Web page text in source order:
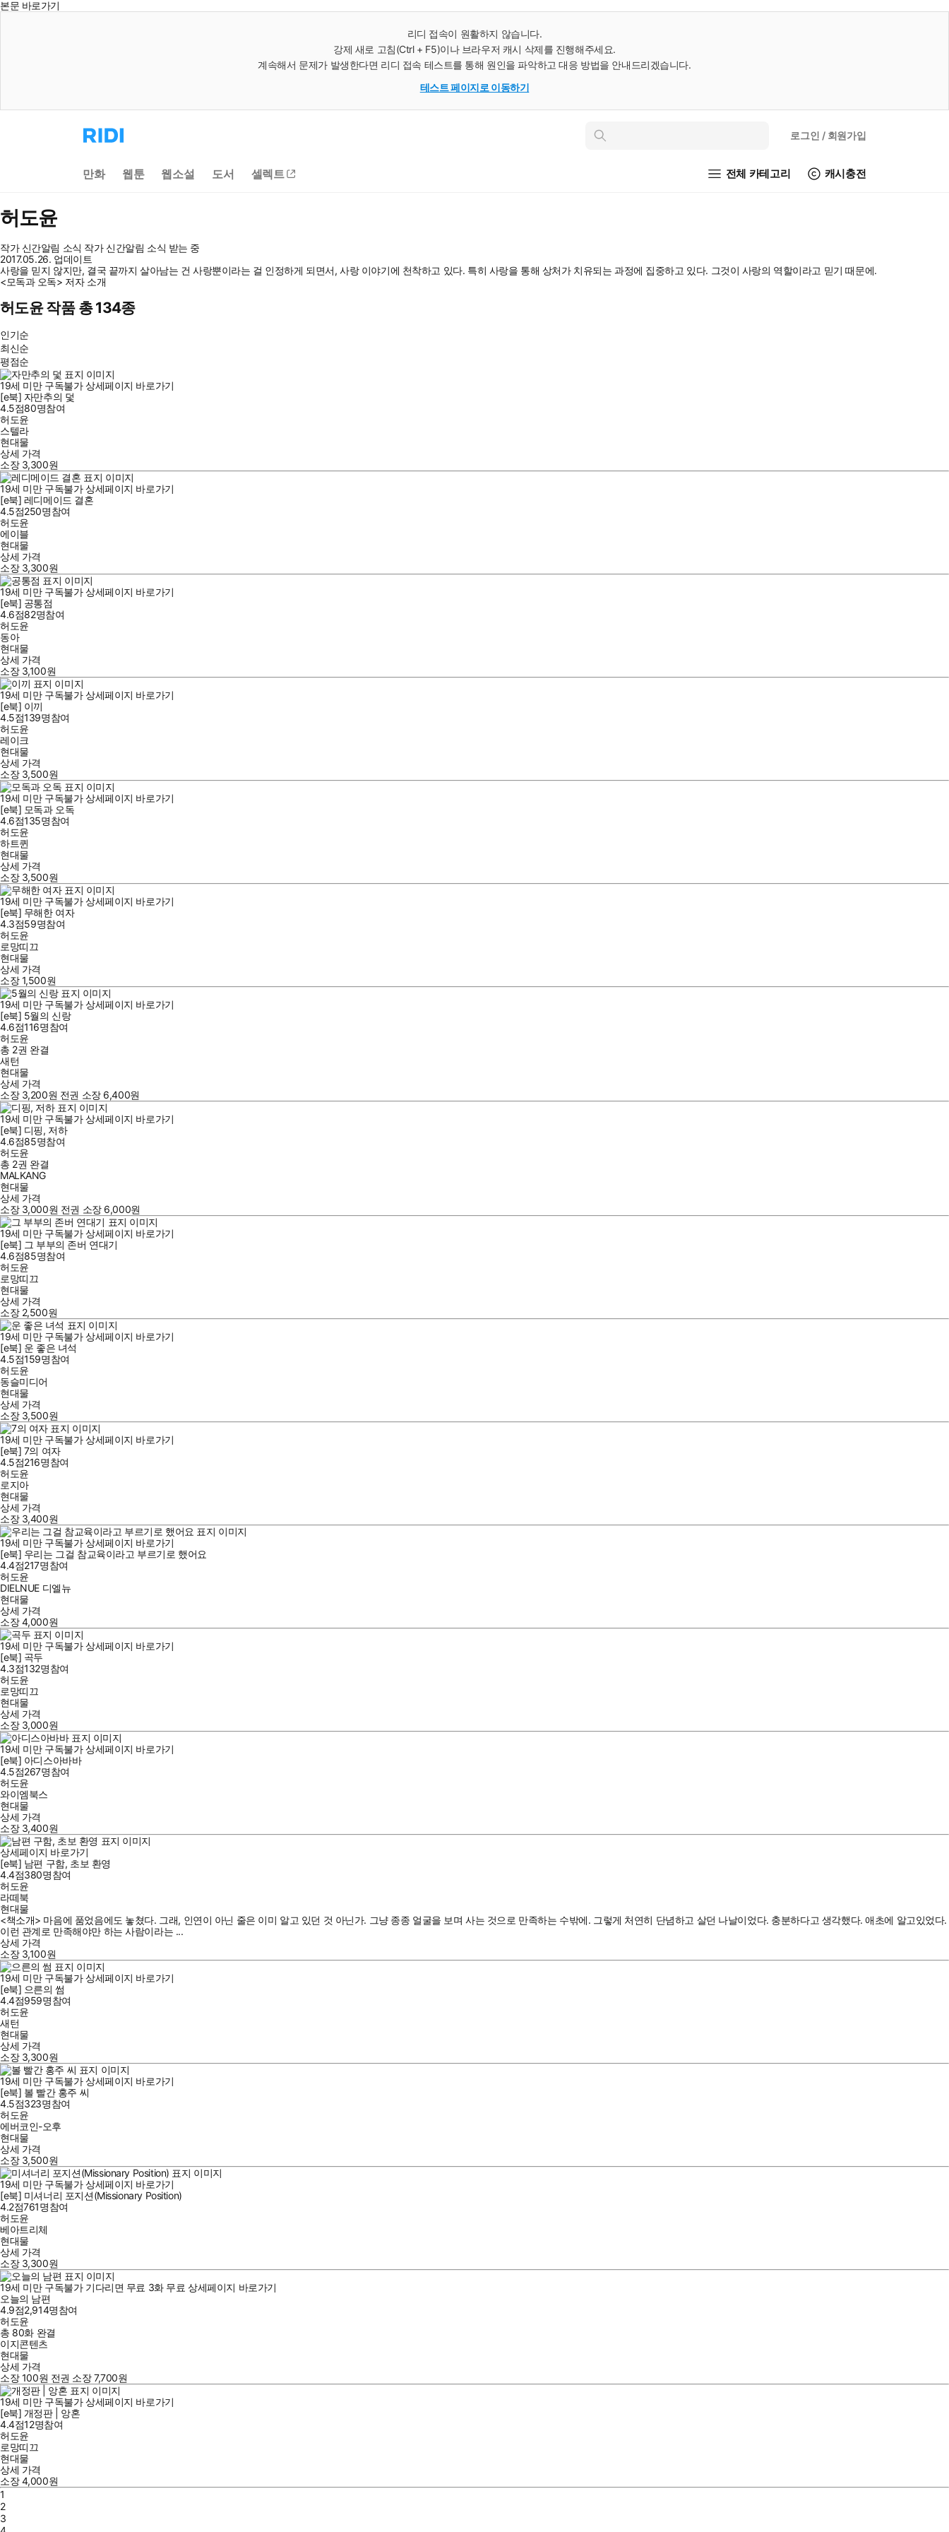
본문 바로가기
리디 접속이 원활하지 않습니다.
강제 새로 고침(Ctrl + F5)이나 브라우저 캐시 삭제를 진행해주세요.
계속해서 문제가 발생한다면 리디 접속 테스트를 통해 원인을 파악하고 대응 방법을 안내드리겠습니다.
테스트 페이지로 이동하기
리
디
으
로
인
로그인 / 회원가입
만화 웹툰 웹소설 도서 셀렉트 전체 카테고리 캐시충전
허도윤
작가 신간알림 소식 작가 신간알림 소식 받는 중
2017.05.26. 업데이트
사랑을 믿지 않지만, 결국 끝까지 살아남는 건 사랑뿐이라는 걸 인정하게 되면서, 사랑 이야기에 천착하고 있다. 특히 사랑을 통해 상처가 치유되는 과정에 집중하고 있다. 그것이 사랑의 역할이라고 믿기 때문에.
<모독과 오독> 저자 소개
허도윤 작품 총 134종
인기순
최신순
평점순
19세 미만 구독불가 상세페이지 바로가기
[e북] 자만추의 덫
4.5점80명참여
허도윤
스텔라
현대물
상세 가격
소장 3,300원
19세 미만 구독불가 상세페이지 바로가기
[e북] 레디메이드 결혼
4.5점250명참여
허도윤
에이블
현대물
상세 가격
소장 3,300원
19세 미만 구독불가 상세페이지 바로가기
[e북] 공통점
4.6점82명참여
허도윤
동아
현대물
상세 가격
소장 3,100원
19세 미만 구독불가 상세페이지 바로가기
[e북] 이끼
4.5점139명참여
허도윤
레이크
현대물
상세 가격
소장 3,500원
19세 미만 구독불가 상세페이지 바로가기
[e북] 모독과 오독
4.6점135명참여
허도윤
하트퀸
현대물
상세 가격
소장 3,500원
19세 미만 구독불가 상세페이지 바로가기
[e북] 무해한 여자
4.3점59명참여
허도윤
로망띠끄
현대물
상세 가격
소장1,500원
19세 미만 구독불가 상세페이지 바로가기
[e북] 5월의 신랑
4.6점116명참여
허도윤
총 2권 완결
새턴
현대물
상세 가격
소장 3,200원 전권 소장 6,400원
19세 미만 구독불가 상세페이지 바로가기
[e북] 디핑, 저하
4.6점85명참여
허도윤
총 2권 완결
MALKANG
현대물
상세 가격
소장 3,000원 전권 소장 6,000원
19세 미만 구독불가 상세페이지 바로가기
[e북] 그 부부의 존버 연대기
4.6점85명참여
허도윤
로망띠끄
현대물
상세 가격
소장 2,500원
19세 미만 구독불가 상세페이지 바로가기
[e북] 운 좋은 녀석
4.5점159명참여
허도윤
동슬미디어
현대물
상세 가격
소장 3,500원
19세 미만 구독불가 상세페이지 바로가기
[e북] 7의 여자
4.5점216명참여
허도윤
로지아
현대물
상세 가격
소장 3,400원
19세 미만 구독불가 상세페이지 바로가기
[e북] 우리는 그걸 참교육이라고 부르기로 했어요
4.4점217명참여
허도윤
DIELNUE 디엘뉴
현대물
상세 가격
소장4,000원
19세 미만 구독불가 상세페이지 바로가기
[e북] 곡두
4.3점132명참여
허도윤
로망띠끄
현대물
상세 가격
소장 3,000원
19세 미만 구독불가 상세페이지 바로가기
[e북] 아디스아바바
4.5점267명참여
허도윤
와이엠북스
현대물
상세 가격
소장 3,400원
상세페이지 바로가기
[e북] 남편 구함, 초보 환영
4.4점380명참여
허도윤
라떼북
현대물
<책소개> 마음에 품었음에도 놓쳤다. 그래, 인연이 아닌 줄은 이미 알고 있던 것 아닌가. 그냥 종종 얼굴을 보며 사는 것으로 만족하는 수밖에. 그렇게 처연히 단념하고 살던 나날이었다. 충분하다고 생각했다. 애초에 알고있었다.
이런 관계로 만족해야만 하는 사람이라는 ...
상세 가격
소장 3,100원
19세 미만 구독불가 상세페이지 바로가기
[e북] 으른의 썸
4.4점959명참여
허도윤
새턴
현대물
상세 가격
소장 3,300원
19세 미만 구독불가 상세페이지 바로가기
[e북] 볼 빨간 홍주 씨
4.5점323명참여
허도윤
에버코인-오후
현대물
상세 가격
소장 3,500원
19세 미만 구독불가 상세페이지 바로가기
[e북] 미셔너리 포지션(Missionary Position)
4.2점761명참여
허도윤
베아트리체
현대물
상세 가격
소장 3,300원
19세 미만 구독불가 기다리면 무료 3화 무료 상세페이지 바로가기
오늘의 남편
4.9점2,914명참여
허도윤
총 80화 완결
이지콘텐츠
현대물
상세 가격
소장100원 전권 소장7,700원
19세 미만 구독불가 상세페이지 바로가기
[e북] 개정판 | 앙혼
4.4점12명참여
허도윤
로망띠끄
현대물
상세 가격
소장4,000원
1
2
3